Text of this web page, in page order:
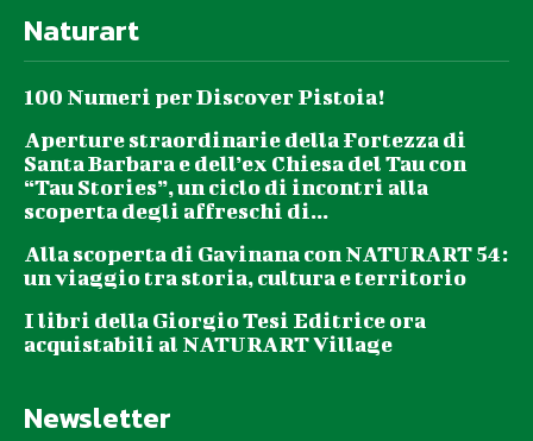
Naturart
100 Numeri per Discover Pistoia!
Aperture straordinarie della Fortezza di
Santa Barbara e dell’ex Chiesa del Tau con
“Tau Stories”, un ciclo di incontri alla
scoperta degli affreschi di...
Alla scoperta di Gavinana con NATURART 54:
un viaggio tra storia, cultura e territorio
I libri della Giorgio Tesi Editrice ora
acquistabili al NATURART Village
Newsletter